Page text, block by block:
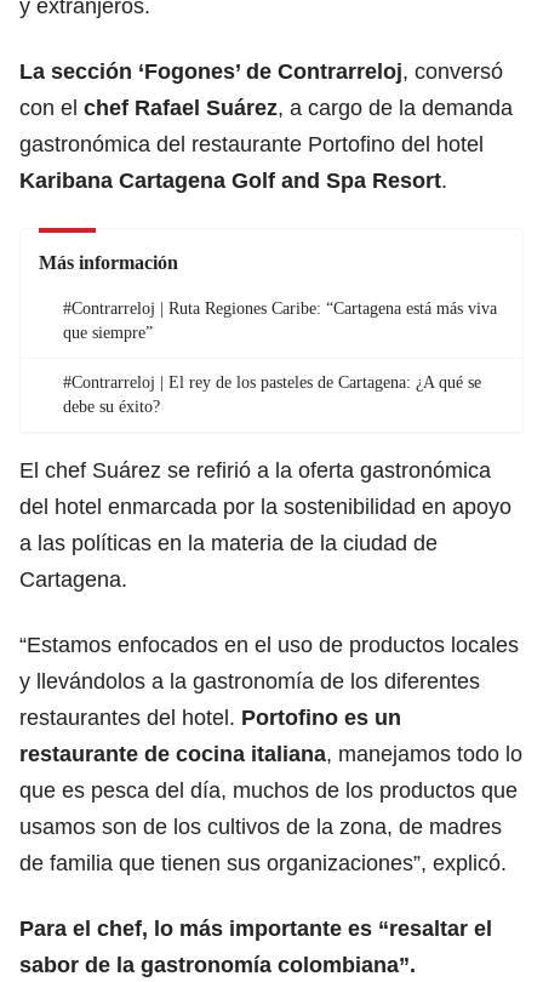
y extranjeros.
La sección ‘Fogones’ de Contrarreloj, conversó
con el chef Rafael Suárez, a cargo de la demanda
gastronómica del restaurante Portofino del hotel
Karibana Cartagena Golf and Spa Resort.
Más información
#Contrarreloj | Ruta Regiones Caribe: “Cartagena está más viva
que siempre”
#Contrarreloj | El rey de los pasteles de Cartagena: ¿A qué se
debe su éxito?
El chef Suárez se refirió a la oferta gastronómica
del hotel enmarcada por la sostenibilidad en apoyo
a las políticas en la materia de la ciudad de
Cartagena.
“Estamos enfocados en el uso de productos locales
y llevándolos a la gastronomía de los diferentes
restaurantes del hotel. Portofino es un
restaurante de cocina italiana, manejamos todo lo
que es pesca del día, muchos de los productos que
usamos son de los cultivos de la zona, de madres
de familia que tienen sus organizaciones”, explicó.
Para el chef, lo más importante es “resaltar el
sabor de la gastronomía colombiana”.